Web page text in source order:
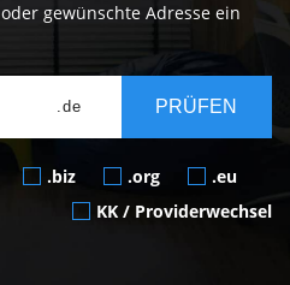
gewünschte Adresse ein
.biz .org
.eu
KK / Providerwechsel